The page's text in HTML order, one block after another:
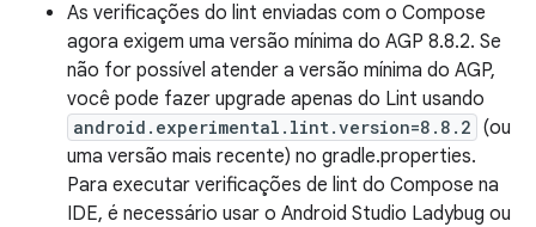
As verificações do lint enviadas com o Compose
agora exigem uma versão mínima do AGP 8.8.2. Se
não for possível atender a versão mínima do AGP,
você pode fazer upgrade apenas do Lint usando
android.experimental.lint.version=8.8.2 (ou
uma versão mais recente) no gradle.properties.
Para executar verificações de lint do Compose na
IDE, é necessário usar o Android Studio Ladybug ou